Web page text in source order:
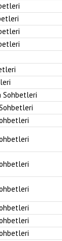
Sohbetleri